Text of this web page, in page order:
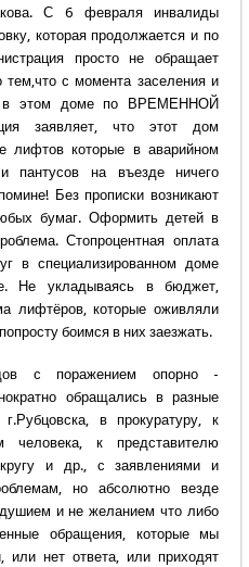
С 6 февраля инвалиды
которая продолжается и по
просто не обращает
тем,что с момента заселения и
в этом доме по ВРЕМЕННОЙ
заявляет, что этот дом
лифтов которые в аварийном
пантусов на въезде ничего
Без прописки возникают
бумаг. Оформить детей в
Стопроцентная оплата
в специализированном доме
Не укладываясь в бюджет,
лифтёров, которые оживляли
боимся в них заезжать.
с поражением опорно -
обращались в разные
в прокуратуру, к
человека, к представителю
и др., с заявлениями и
но абсолютно везде
и не желанием что либо
обращения, которые мы
или нет ответа, или приходят